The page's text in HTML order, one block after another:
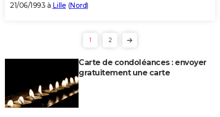
21/06/1993 à Lille (Nord)
1 2
Carte de condoléances : envoyer
gratuitement une carte